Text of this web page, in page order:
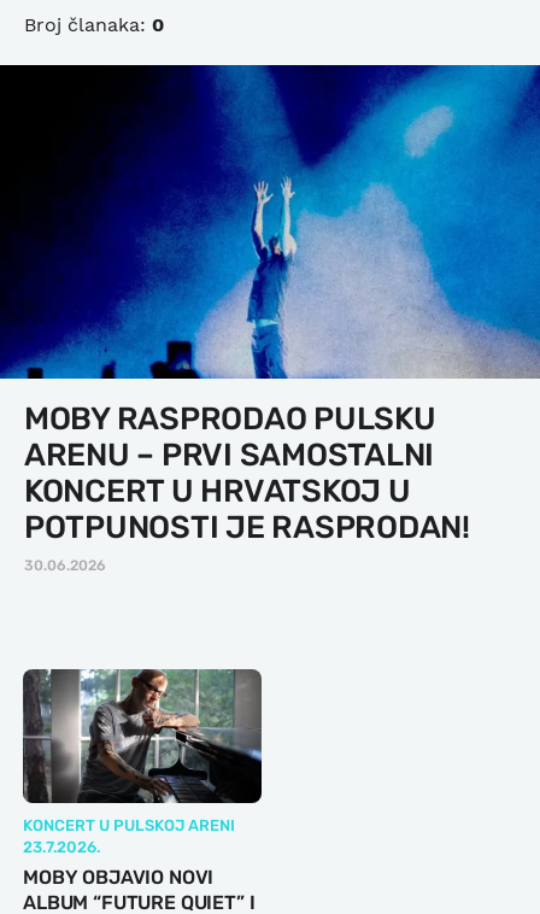
Broj članaka: 0
MOBY RASPRODAO PULSKU
ARENU – PRVI SAMOSTALNI
KONCERT U HRVATSKOJ U
POTPUNOSTI JE RASPRODAN!
30.06.2026
KONCERT U PULSKOJ ARENI
23.7.2026.
MOBY OBJAVIO NOVI
ALBUM “FUTURE QUIET” I